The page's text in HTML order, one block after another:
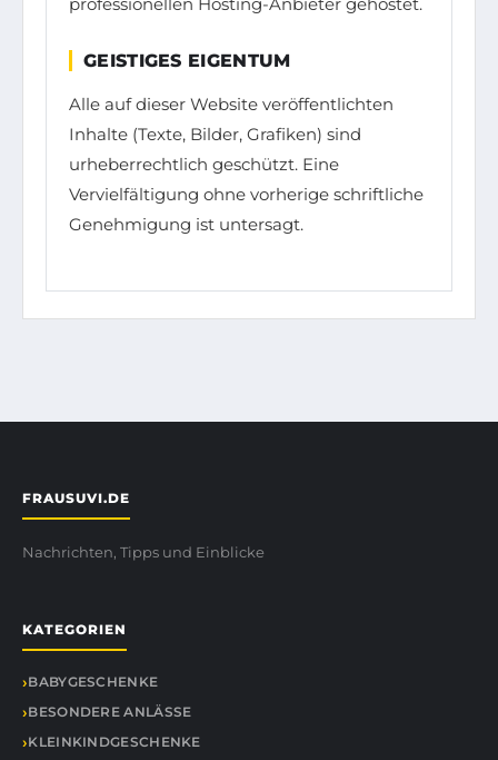
GEISTIGES EIGENTUM
Alle auf dieser Website veröffentlichten
Inhalte (Texte, Bilder, Grafiken) sind
urheberrechtlich geschützt. Eine
Vervielfältigung ohne vorherige schriftliche
Genehmigung ist untersagt.
FRAUSUVI.DE
Nachrichten, Tipps und Einblicke
KATEGORIEN
BABYGESCHENKE
BESONDERE ANLÄSSE
KLEINKINDGESCHENKE